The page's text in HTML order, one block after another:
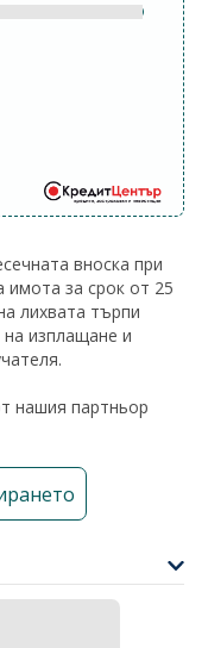
вноска при
имота за срок от 25
лихвата търпи
изплащане и
нашия партньор